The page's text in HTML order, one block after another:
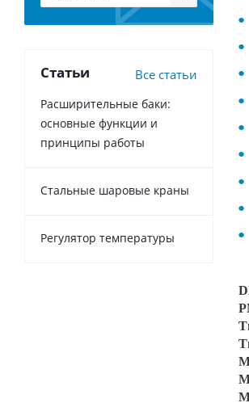
Статьи Все статьи
Расширительные баки:
основные функции и
принципы работы
Стальные шаровые краны
Регулятор температуры